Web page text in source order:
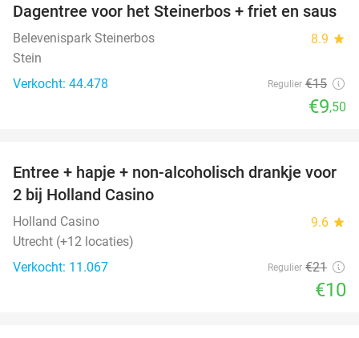
37%
Dagentree voor het Steinerbos + friet en saus
Belevenispark Steinerbos 8.9 star
Stein
Verkocht: 44.478
Regulier €15
€9,50
52%
Entree + hapje + non-alcoholisch drankje voor
2 bij Holland Casino
Holland Casino 9.6 star
Utrecht (+12 locaties)
Verkocht: 11.067
Regulier €21
€10